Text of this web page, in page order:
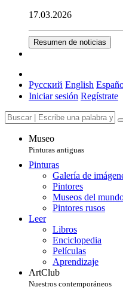
17.03.2026
Resumen de noticias
Русский English
Iniciar sesión Regístrate
Museo
Pinturas antiguas
Pinturas
Galería de
Pintores
Museos del
Pintores rusos
Leer
Libros
Enciclopedia
Películas
Aprendizaje
ArtClub
Nuestros contemporáneos